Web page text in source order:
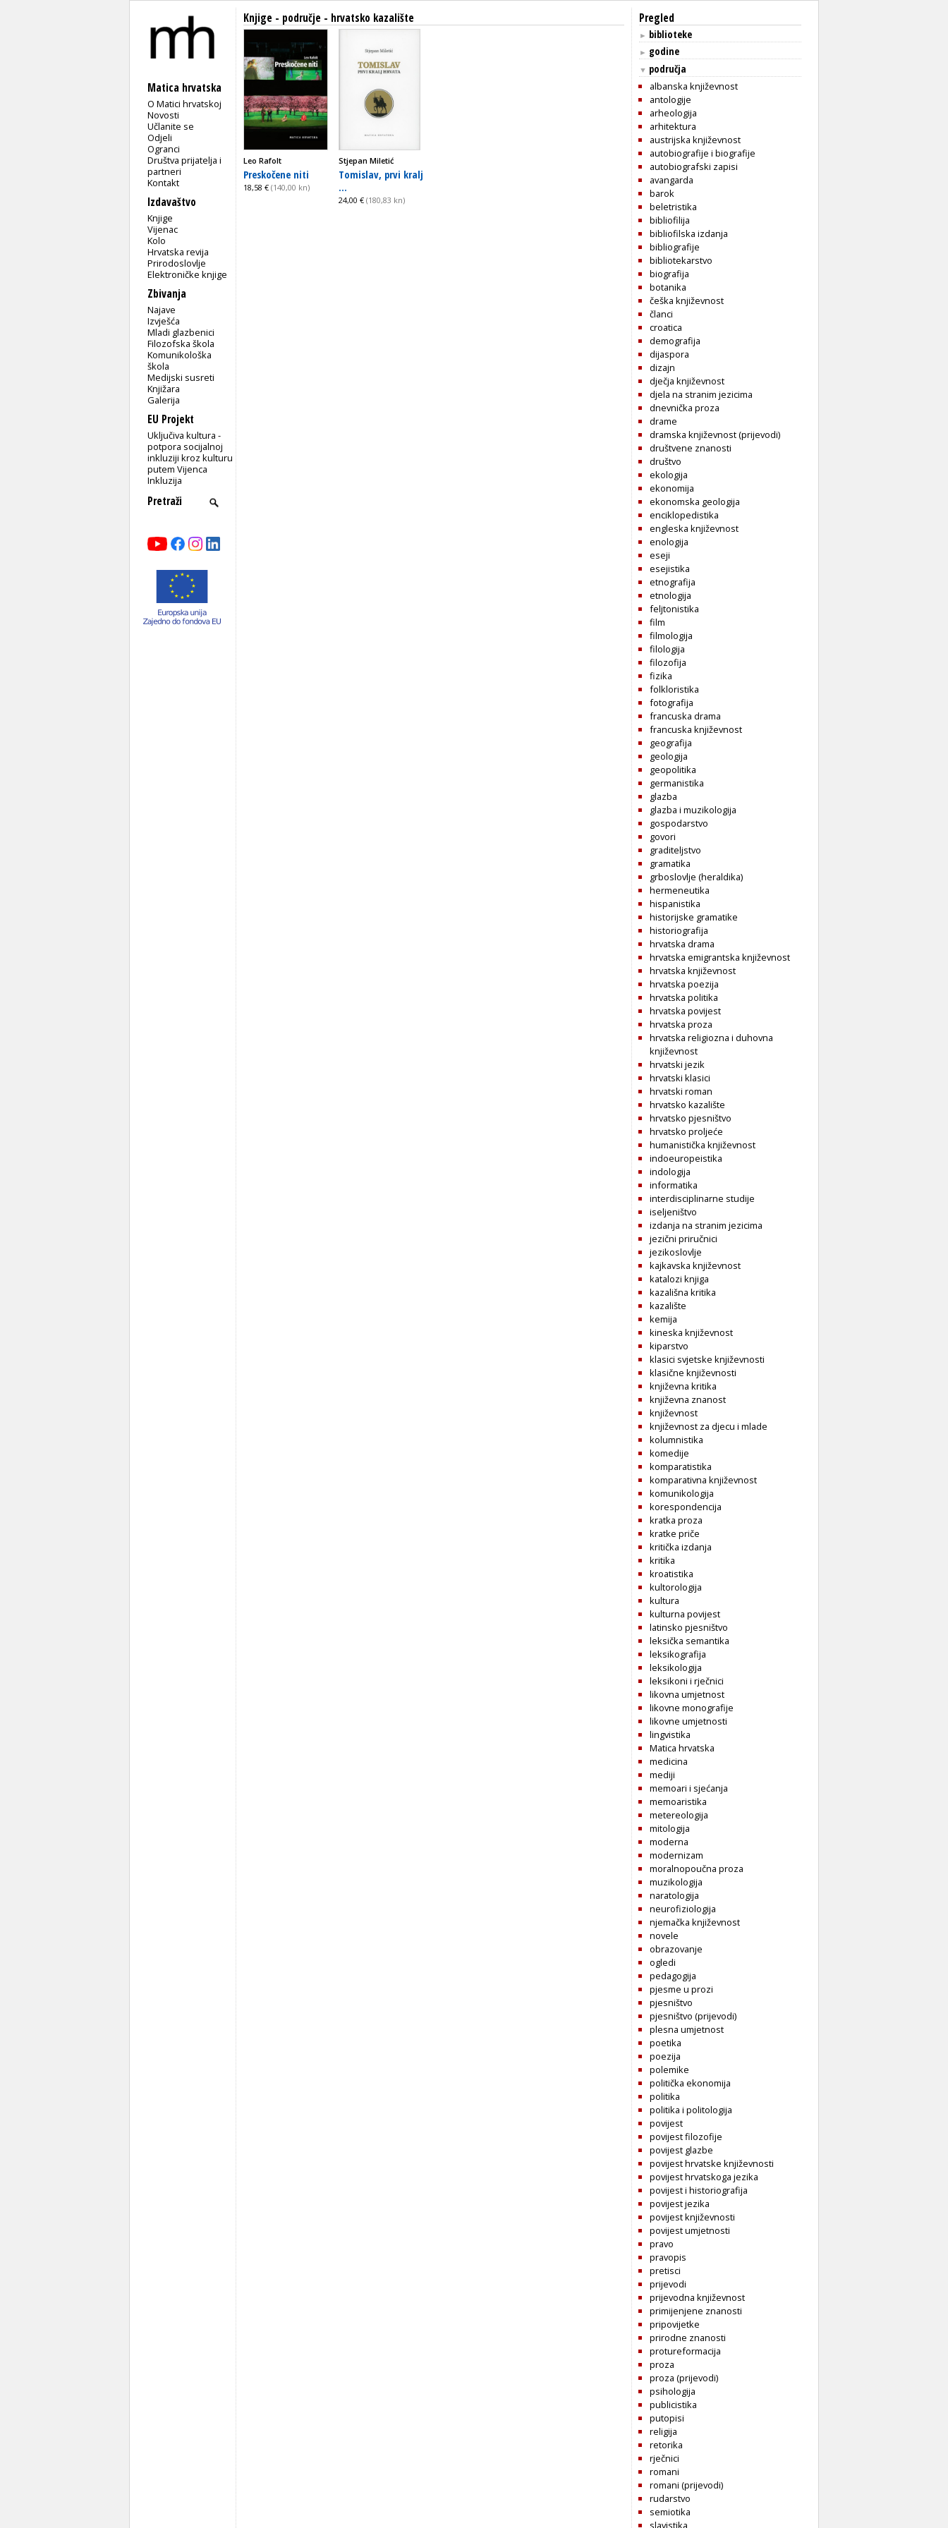
Matica hrvatska
O Matici hrvatskoj
Novosti
Učlanite se
Odjeli
Ogranci
Društva prijatelja i
partneri
Kontakt
Izdavaštvo
Knjige
Vijenac
Kolo
Hrvatska revija
Prirodoslovlje
Elektroničke knjige
Zbivanja
Najave
Izvješća
Mladi glazbenici
Filozofska škola
Komunikološka
škola
Medijski susreti
Knjižara
Galerija
EU Projekt
Uključiva kultura -
potpora socijalnoj
inkluziji kroz kulturu
putem Vijenca
Inkluzija
Knjige - područje - hrvatsko kazalište
Leo Rafolt
Preskočene niti
18,58 € (140,00 kn)
Stjepan Miletić
Tomislav, prvi kralj
...
24,00 € (180,83 kn)
Pregled
► biblioteke
► godine
▼ područja
albanska književnost
antologije
arheologija
arhitektura
austrijska književnost
autobiografije i biografije
autobiografski zapisi
avangarda
barok
beletristika
bibliofilija
bibliofilska izdanja
bibliografije
bibliotekarstvo
biografija
botanika
češka književnost
članci
croatica
demografija
dijaspora
dizajn
dječja književnost
djela na stranim jezicima
dnevnička proza
drame
dramska književnost (prijevodi)
društvene znanosti
društvo
ekologija
ekonomija
ekonomska geologija
enciklopedistika
engleska književnost
enologija
eseji
esejistika
etnografija
etnologija
feljtonistika
film
filmologija
filologija
filozofija
fizika
folkloristika
fotografija
francuska drama
francuska književnost
geografija
geologija
geopolitika
germanistika
glazba
glazba i muzikologija
gospodarstvo
govori
graditeljstvo
gramatika
grboslovlje (heraldika)
hermeneutika
hispanistika
historijske gramatike
historiografija
hrvatska drama
hrvatska emigrantska književnost
hrvatska književnost
hrvatska poezija
hrvatska politika
hrvatska povijest
hrvatska proza
hrvatska religiozna i duhovna
književnost
hrvatski jezik
hrvatski klasici
hrvatski roman
hrvatsko kazalište
hrvatsko pjesništvo
hrvatsko proljeće
humanistička književnost
indoeuropeistika
indologija
informatika
interdisciplinarne studije
iseljeništvo
izdanja na stranim jezicima
jezični priručnici
jezikoslovlje
kajkavska književnost
katalozi knjiga
kazališna kritika
kazalište
kemija
kineska književnost
kiparstvo
klasici svjetske književnosti
klasične književnosti
književna kritika
književna znanost
književnost
književnost za djecu i mlade
kolumnistika
komedije
komparatistika
komparativna književnost
komunikologija
korespondencija
kratka proza
kratke priče
kritička izdanja
kritika
kroatistika
kultorologija
kultura
kulturna povijest
latinsko pjesništvo
leksička semantika
leksikografija
leksikologija
leksikoni i rječnici
likovna umjetnost
likovne monografije
likovne umjetnosti
lingvistika
Matica hrvatska
medicina
mediji
memoari i sjećanja
memoaristika
metereologija
mitologija
moderna
modernizam
moralnopoučna proza
muzikologija
naratologija
neurofiziologija
njemačka književnost
novele
obrazovanje
ogledi
pedagogija
pjesme u prozi
pjesništvo
pjesništvo (prijevodi)
plesna umjetnost
poetika
poezija
polemike
politička ekonomija
politika
politika i politologija
povijest
povijest filozofije
povijest glazbe
povijest hrvatske književnosti
povijest hrvatskoga jezika
povijest i historiografija
povijest jezika
povijest književnosti
povijest umjetnosti
pravo
pravopis
pretisci
prijevodi
prijevodna književnost
primijenjene znanosti
pripovijetke
prirodne znanosti
protureformacija
proza
proza (prijevodi)
psihologija
publicistika
putopisi
religija
retorika
rječnici
romani
romani (prijevodi)
rudarstvo
semiotika
slavistika